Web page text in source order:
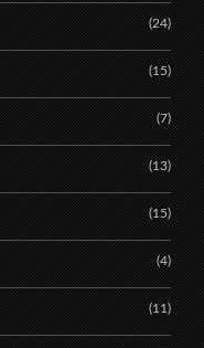
(24)
(15)
(7)
(13)
(15)
(4)
(11)